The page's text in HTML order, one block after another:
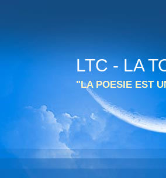
LTC - LA
"LA POESIE EST